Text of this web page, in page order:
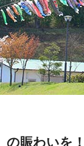
の賑わいを